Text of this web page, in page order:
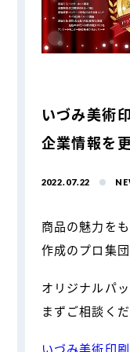
いづみ美術
企業情報を
2022.07.22
商品の魅力を
作成のプロ集団
オリジナルパ
まずご相談くだ
いづみ美術印